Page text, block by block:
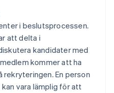
i beslutsprocessen.
att delta i
kandidater med
kommer att ha
En person
vara lämplig för att